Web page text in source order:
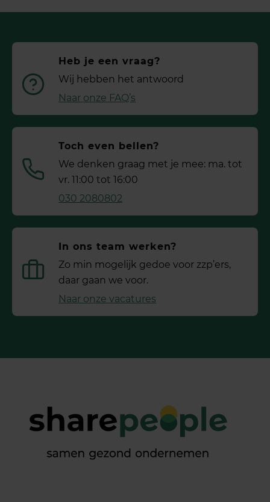
Heb je een vraag?
Wij hebben het antwoord
Naar onze FAQ’s
Toch even bellen?
We denken graag met je mee: ma. tot
vr. 11:00 tot 16:00
030 2080802
In ons team werken?
Zo min mogelijk gedoe voor ­zzp’ers,
daar gaan we voor.
Naar onze vacatures